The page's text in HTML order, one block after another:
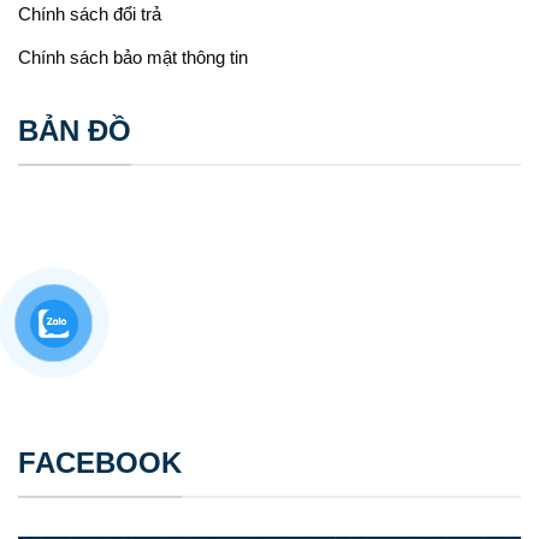
2.1 Chảo công nghiệp Inox
hoặc chế biến các món ăn cần giữ nhiệt trong thời gian
dài. Chúng đặc biệt phù hợp với các nhà hàng, khách sạn
Chính sách đổi trả
Chính sách bảo mật thông tin
BẢN ĐỒ
FACEBOOK